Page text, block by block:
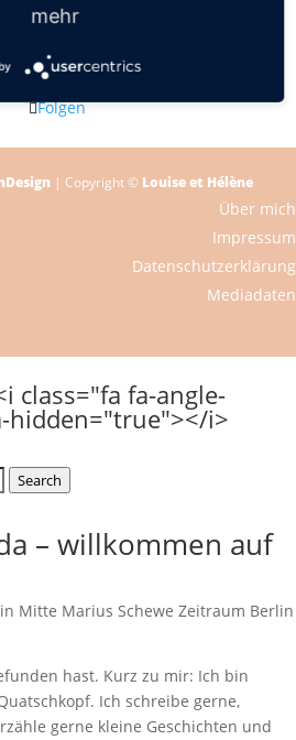
56, 10119 Berlin
Folgen
Folgen
| Copyright © Louise et Hélène
Über mich
Impressum
Datenschutzerklärung
Mediadaten
Search
– willkommen auf
hast. Kurz zu mir: Ich bin
Ich schreibe gerne,
gerne kleine Geschichten und
mehr